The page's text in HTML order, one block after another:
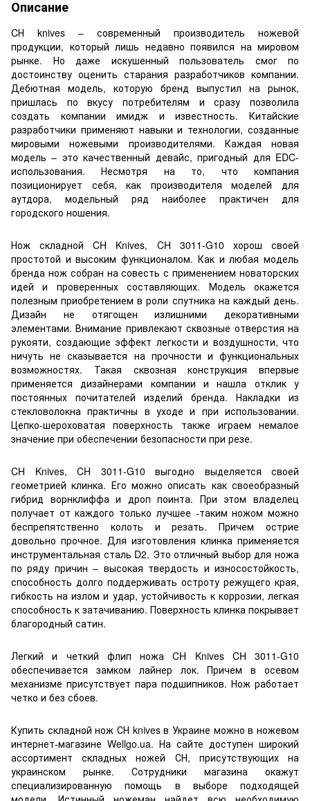
Описание
CН knives – современный производитель ножевой
продукции, который лишь недавно появился на мировом
рынке. Но даже искушенный пользователь смог по
достоинству оценить старания разработчиков компании.
Дебютная модель, которую бренд выпустил на рынок,
пришлась по вкусу потребителям и сразу позволила
создать компании имидж и известность. Китайские
разработчики применяют навыки и технологии, созданные
мировыми ножевыми производителями. Каждая новая
модель – это качественный девайс, пригодный для EDC-
использования. Несмотря на то, что компания
позиционирует себя, как производителя моделей для
аутдора, модельный ряд наиболее практичен для
городского ношения.
Нож складной CH Knives, CH 3011-G10 хорош своей
простотой и высоким функционалом. Как и любая модель
бренда нож собран на совесть с применением новаторских
идей и проверенных составляющих. Модель окажется
полезным приобретением в роли спутника на каждый день.
Дизайн не отягощен излишними декоративными
элементами. Внимание привлекают сквозные отверстия на
рукояти, создающие эффект легкости и воздушности, что
ничуть не сказывается на прочности и функциональных
возможностях. Такая сквозная конструкция впервые
применяется дизайнерами компании и нашла отклик у
постоянных почитателей изделий бренда. Накладки из
стекловолокна практичны в уходе и при использовании.
Цепко-шероховатая поверхность также играем немалое
значение при обеспечении безопасности при резе.
CH Knives, CH 3011-G10 выгодно выделяется своей
геометрией клинка. Его можно описать как своеобразный
гибрид ворнклиффа и дроп поинта. При этом владелец
получает от каждого только лучшее -таким ножом можно
беспрепятственно колоть и резать. Причем острие
довольно прочное. Для изготовления клинка применяется
инструментальная сталь D2. Это отличный выбор для ножа
по ряду причин – высокая твердость и износостойкость,
способность долго поддерживать остроту режущего края,
гибкость на излом и удар, устойчивость к коррозии, легкая
способность к затачиванию. Поверхность клинка покрывает
благородный сатин.
Легкий и четкий флип ножа CH Knives CH 3011-G10
обеспечивается замком лайнер лок. Причем в осевом
механизме присутствует пара подшипников. Нож работает
четко и без сбоев.
Купить складной нож СН knives в Украине можно в ножевом
интернет-магазине Wellgo.ua. На сайте доступен широкий
ассортимент складных ножей СН, присутствующих на
украинском рынке. Сотрудники магазина окажут
специализированную помощь в выборе подходящей